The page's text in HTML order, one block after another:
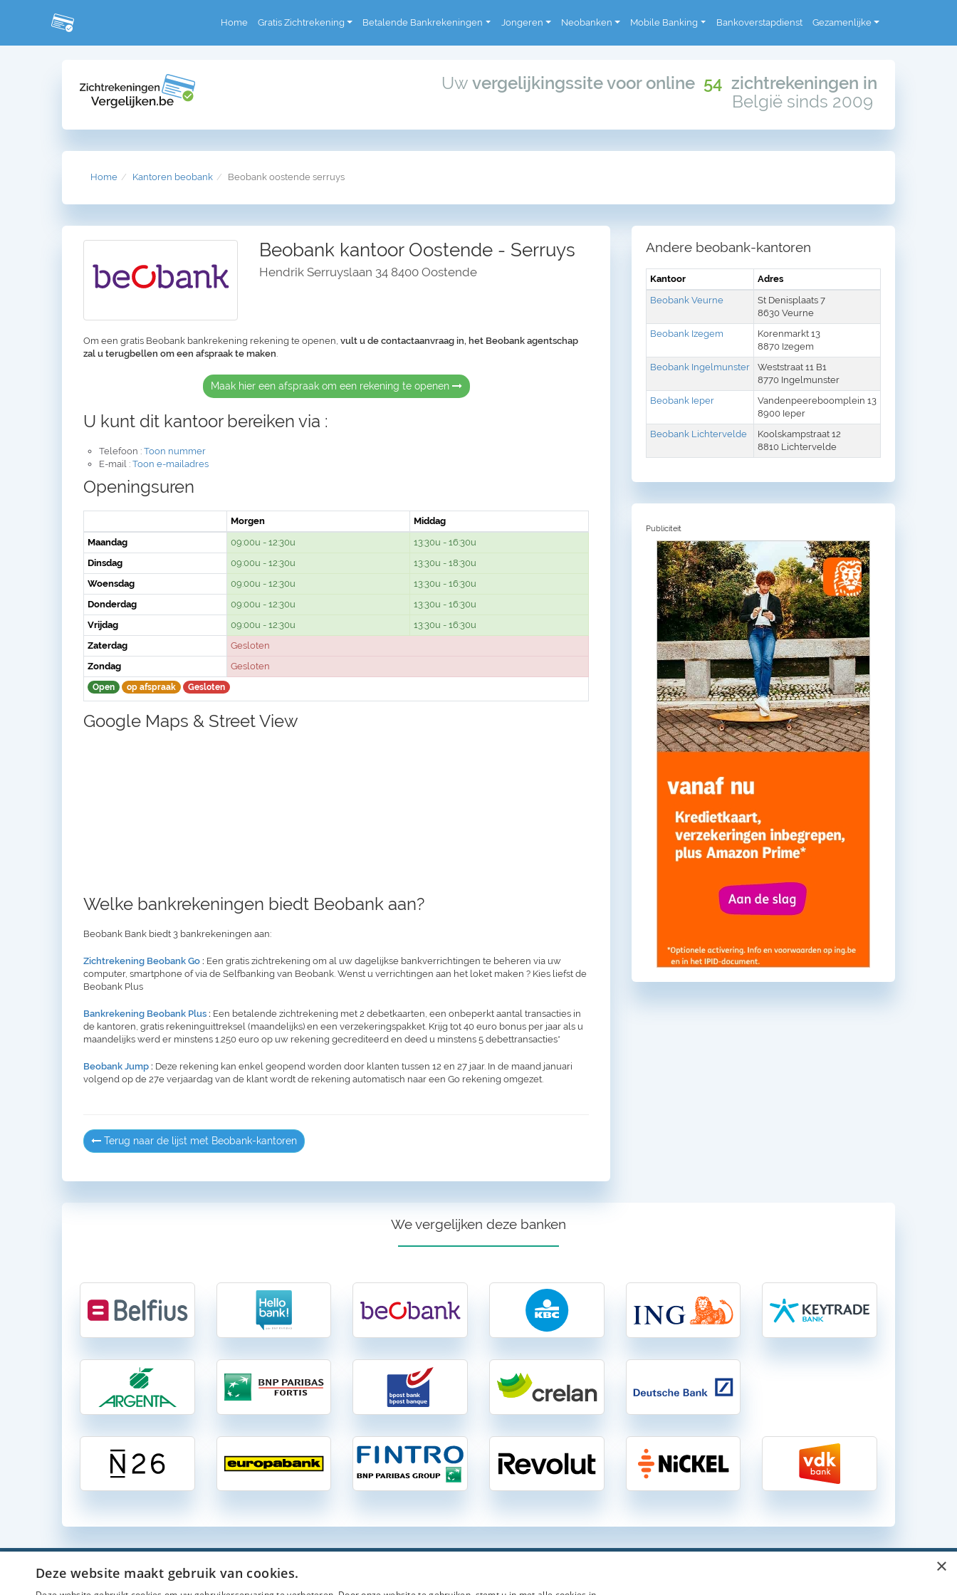
Home Gratis Zichtrekening Betalende Bankrekeningen Jongeren Neobanken Mobile Banking Bankoverstapdienst Gezamenlijke
Uw vergelijkingssite voor online 54 zichtrekeningen in
België sinds 2009
Home Kantoren beobank Beobank oostende serruys
Beobank kantoor Oostende - Serruys
Hendrik Serruyslaan 34 8400 Oostende
Om een gratis Beobank bankrekening rekening te openen, vult u de contactaanvraag in, het Beobank agentschap
zal u terugbellen om een afspraak te maken.
Maak hier een afspraak om een rekening te openen
U kunt dit kantoor bereiken via :
Telefoon : Toon nummer
E-mail : Toon e-mailadres
Openingsuren
Morgen
Middag
Maandag
09:00u - 12:30u
13:30u - 16:30u
Dinsdag
09:00u - 12:30u
13:30u - 18:30u
Woensdag
09:00u - 12:30u
13:30u - 16:30u
Donderdag
09:00u - 12:30u
13:30u - 16:30u
Vrijdag
09:00u - 12:30u
13:30u - 16:30u
Zaterdag
Gesloten
Zondag
Gesloten
Open op afspraak Gesloten
Google Maps & Street View
Welke bankrekeningen biedt Beobank aan?
Beobank Bank biedt 3 bankrekeningen aan:
Zichtrekening Beobank Go : Een gratis zichtrekening om al uw dagelijkse bankverrichtingen te beheren via uw
computer, smartphone of via de Selfbanking van Beobank. Wenst u verrichtingen aan het loket maken ? Kies liefst de
Beobank Plus
Bankrekening Beobank Plus : Een betalende zichtrekening met 2 debetkaarten, een onbeperkt aantal transacties in
de kantoren, gratis rekeninguittreksel (maandelijks) en een verzekeringspakket. Krijg tot 40 euro bonus per jaar als u
maandelijks werd er minstens 1.250 euro op uw rekening gecrediteerd en deed u minstens 5 debettransacties*
Beobank Jump : Deze rekening kan enkel geopend worden door klanten tussen 12 en 27 jaar. In de maand januari
volgend op de 27e verjaardag van de klant wordt de rekening automatisch naar een Go rekening omgezet.
Terug naar de lijst met Beobank-kantoren
Andere beobank-kantoren
Kantoor
Adres
Beobank Veurne
St Denisplaats 7
8630 Veurne
Beobank Izegem
Korenmarkt 13
8870 Izegem
Beobank Ingelmunster
Weststraat 11 B1
8770 Ingelmunster
Beobank Ieper
Vandenpeereboomplein 13
8900 Ieper
Beobank Lichtervelde
Koolskampstraat 12
8810 Lichtervelde
Publiciteit
We vergelijken deze banken
×
Deze website maakt gebruik van cookies.